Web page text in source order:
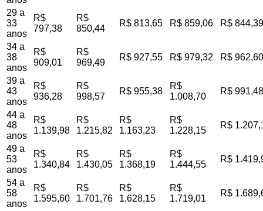
29 a
33
anos
R$
797,38
R$
850,44
R$ 813,65 R$ 859,06 R$ 844,39
34 a
38
anos
R$
909,01
R$
969,49
R$ 927,55 R$ 979,32 R$ 962,60
39 a
43
anos
R$
936,28
R$
998,57
R$ 955,38
R$
1.008,70
R$ 991,48
44 a
48
anos
R$
1.139,98
R$
1.215,82
R$
1.163,23
R$
1.228,15
R$
49 a
53
anos
R$
1.340,84
R$
1.430,05
R$
1.368,19
R$
1.444,55
R$
54 a
58
anos
R$
1.595,60
R$
1.701,76
R$
1.628,15
R$
1.719,01
R$